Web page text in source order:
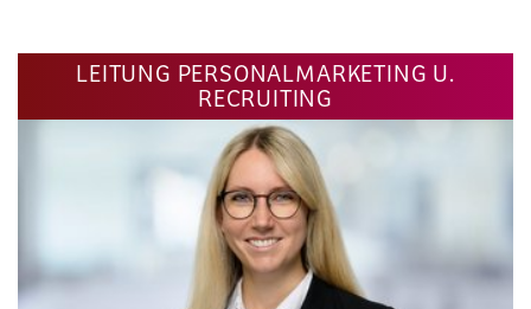
LEITUNG PERSONALMARKETING U.
RECRUITING